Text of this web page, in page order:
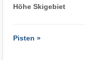
Höhe Skigebiet
Pisten »